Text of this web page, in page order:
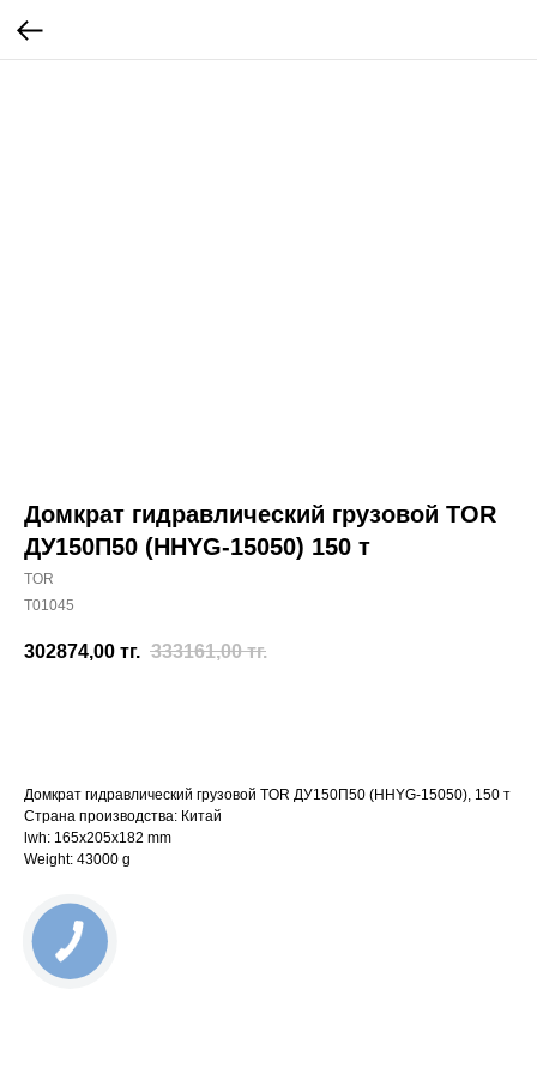
Домкрат гидравлический грузовой TOR
ДУ150П50 (HHYG-15050) 150 т
TOR
T01045
302874,00 тг. 333161,00 тг.
Домкрат гидравлический грузовой TOR ДУ150П50 (HHYG-15050), 150 т
Страна производства: Китай
lwh: 165x205x182 mm
Weight: 43000 g